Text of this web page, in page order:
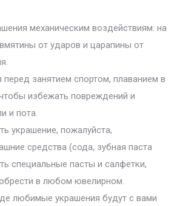
механическим воздействиям: на
от ударов и царапины от
занятием спортом, плаванием в
избежать повреждений и
и пота.
украшение, пожалуйста,
средства (сода, зубная паста
специальные пасты и салфетки,
в любом ювелирном.
любимые украшения будут с вами